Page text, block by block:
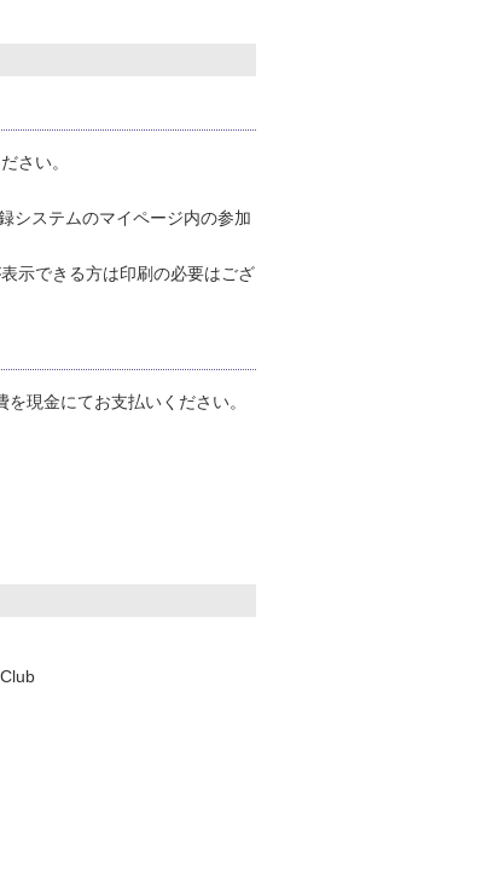
さい。
システムのマイページ内の参加
示できる方は印刷の必要はござ
現金にてお支払いください。